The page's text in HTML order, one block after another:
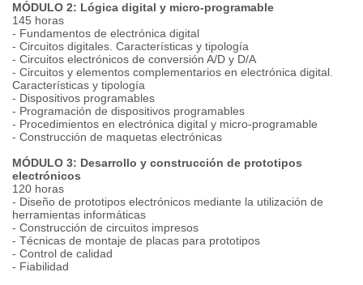
MÓDULO 2: Lógica digital y micro-programable
145 horas
- Fundamentos de electrónica digital
- Circuitos digitales. Características y tipología
- Circuitos electrónicos de conversión A/D y D/A
- Circuitos y elementos complementarios en electrónica digital.
Características y tipología
- Dispositivos programables
- Programación de dispositivos programables
- Procedimientos en electrónica digital y micro-programable
- Construcción de maquetas electrónicas
MÓDULO 3: Desarrollo y construcción de prototipos
electrónicos
120 horas
- Diseño de prototipos electrónicos mediante la utilización de
herramientas informáticas
- Construcción de circuitos impresos
- Técnicas de montaje de placas para prototipos
- Control de calidad
- Fiabilidad